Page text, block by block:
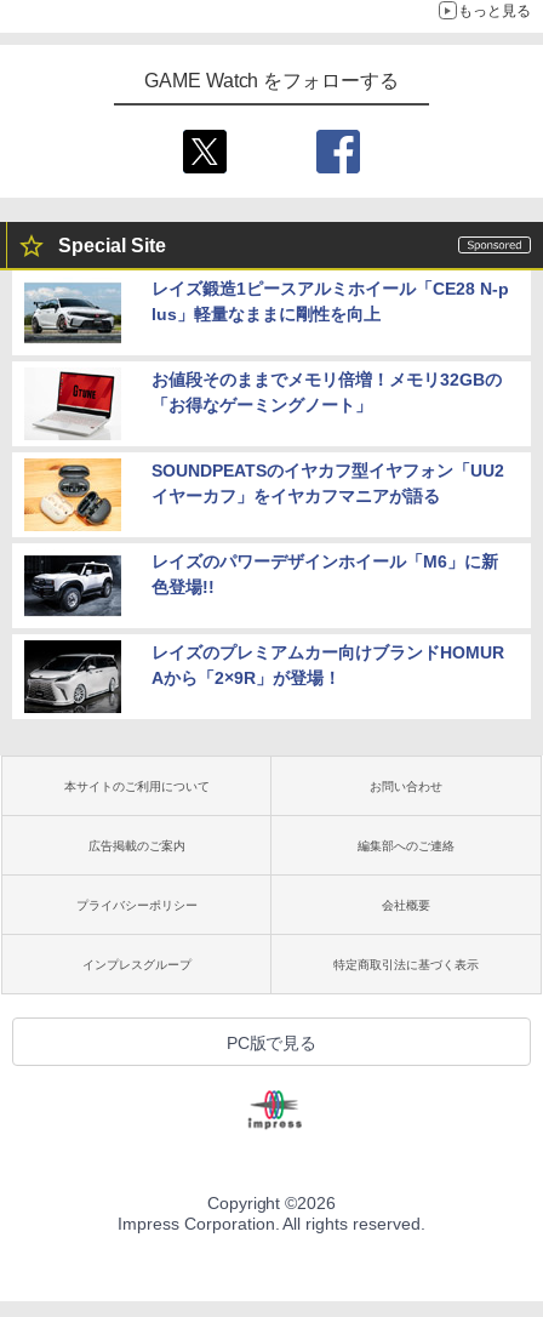
もっと見る
GAME Watch をフォローする
Special Site
レイズ鍛造1ピースアルミホイール「CE28 N-p
lus」軽量なままに剛性を向上
お値段そのままでメモリ倍増！メモリ32GBの
「お得なゲーミングノート」
SOUNDPEATSのイヤカフ型イヤフォン「UU2
イヤーカフ」をイヤカフマニアが語る
レイズのパワーデザインホイール「M6」に新
色登場!!
レイズのプレミアムカー向けブランドHOMUR
Aから「2×9R」が登場！
本サイトのご利用について お問い合わせ
広告掲載のご案内 編集部へのご連絡
プライバシーポリシー 会社概要
インプレスグループ 特定商取引法に基づく表示
PC版で見る
Copyright ©2026
Impress Corporation. All rights reserved.